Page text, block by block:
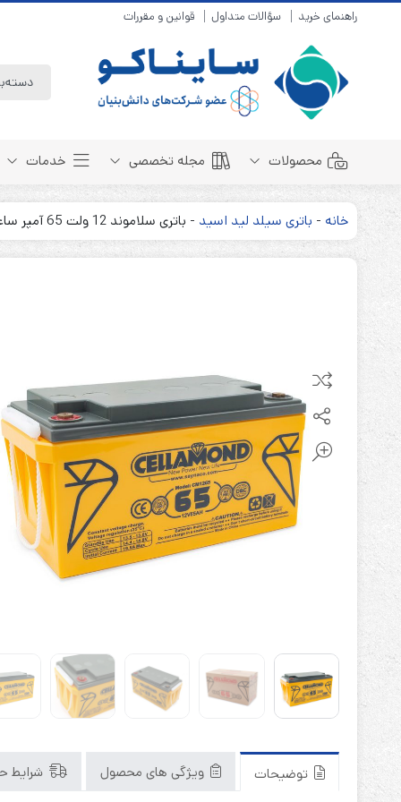
راهنمای خرید سؤالات متداول قوانین و مقررات
محصولات
باتری سیلد لید اسید
باتری نیکل متال هیدرید
باتری آلکالاین
مجله تخصصی
مبانی باتری
روش های شارژ
روش های تخلیه
خدمات
خانه - باتری سیلد لید اسید - باتری سلاموند 12 ولت 65 آمپر ساعت Cellamond
توضیحات ویژگی های محصول شرایط